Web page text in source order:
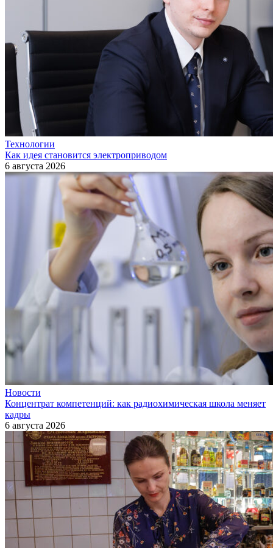
Технологии
Как идея становится электроприводом
6 августа 2026
Новости
Концентрат компетенций: как радиохимическая школа меняет
кадры
6 августа 2026